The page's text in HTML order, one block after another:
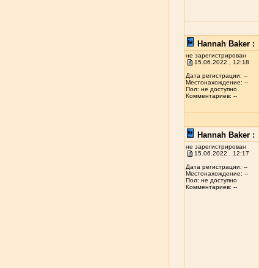
Hannah Baker :
не зарегистрирован
15.06.2022 , 12:18
Дата регистрации: --
Местонахождение: --
Пол: не доступно
Комментариев: --
Hannah Baker :
не зарегистрирован
15.06.2022 , 12:17
Дата регистрации: --
Местонахождение: --
Пол: не доступно
Комментариев: --